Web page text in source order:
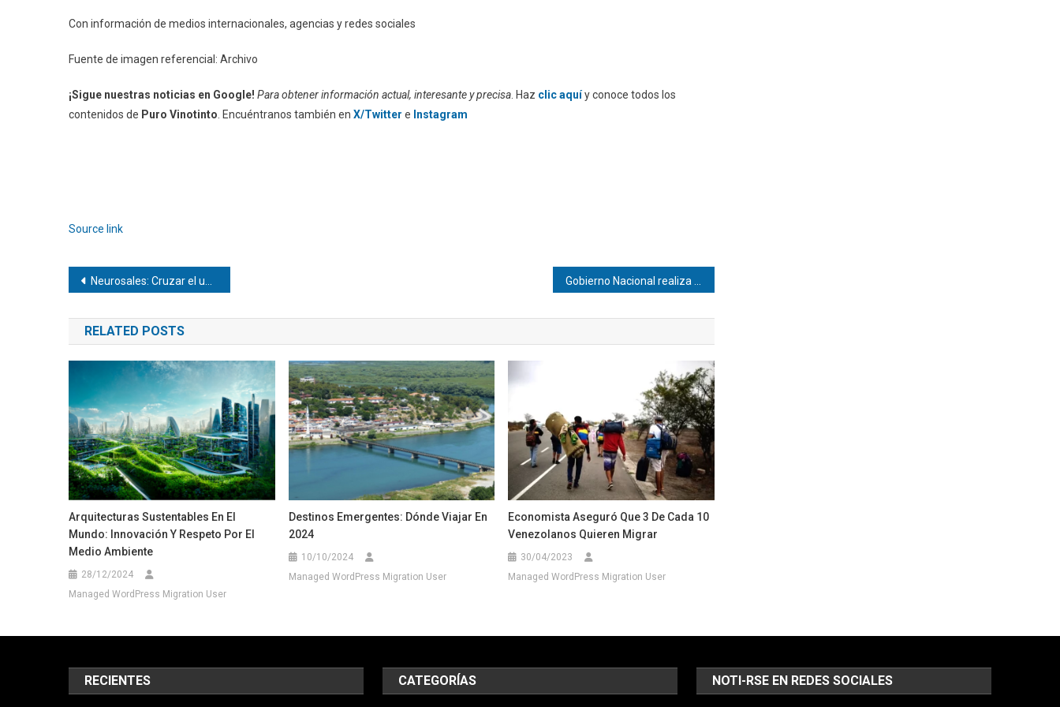
Con información de medios internacionales, agencias y redes sociales
Fuente de imagen referencial: Archivo
¡Sigue nuestras noticias en Google! Para obtener información actual, interesante y precisa . Haz clic aquíy conoce todos los
contenidos de Puro Vinotinto . Encuéntranos también en X/Twitter e Instagram
Source link
Navegación
de
entradas
Neurosales: Cruzar el umbral es decidir poner en práctica otra manera de vender
RELATED POSTS
Arquitecturas Sustentables En El
Mundo: Innovación Y Respeto Por El
Medio Ambiente
28/12/2024
Managed WordPress Migration User
Destinos Emergentes: Dónde Viajar En
2024
10/10/2024
Managed WordPress Migration User
Economista Aseguró Que 3 De Cada 10
Venezolanos Quieren Migrar
30/04/2023
Managed WordPress Migration User
RECIENTES CATEGORÍAS NOTI-RSE EN REDES SOCIALES